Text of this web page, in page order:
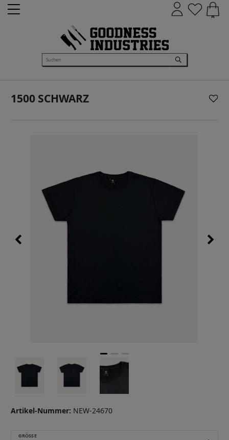
0
1500 SCHWARZ
Artikel-Nummer: NEW-24670
GRÖSSE